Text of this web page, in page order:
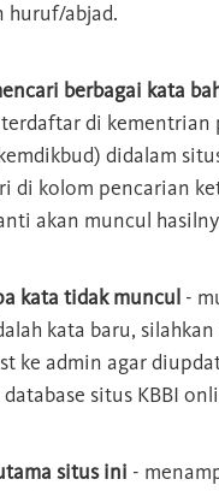
huruf/abjad.
berbagai kata
di kementrian
didalam
di kolom pencarian
akan muncul
kata tidak muncul -
kata baru, silahkan
ke admin agar
situs KBBI
situs ini -